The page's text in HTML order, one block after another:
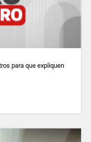
para que expliquen